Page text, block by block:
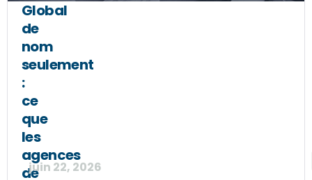
Global
de
nom
seulement
:
ce
que
les
agences
de
juin 22, 2026